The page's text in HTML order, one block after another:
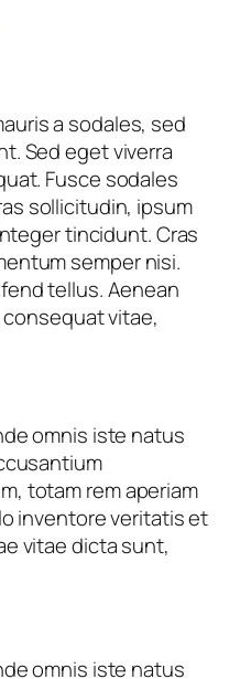
a sodales, sed
Sed eget viverra
Fusce sodales
sollicitudin, ipsum
tincidunt. Cras
semper nisi.
tellus. Aenean
vitae,
omnis iste natus
totam rem aperiam
inventore veritatis et
vitae dicta sunt,
omnis iste natus